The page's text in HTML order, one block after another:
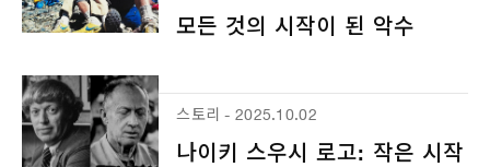
모든 것의 시작이 된 악수
스토리 - 2025.10.02
나이키 스우시 로고: 작은 시작